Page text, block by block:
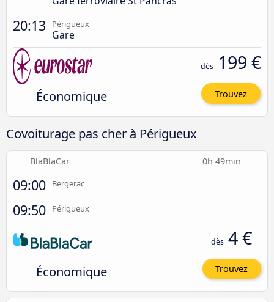
20:13 Périgueux
Gare
Économique
dès 199 €
Trouvez
Covoiturage pas cher à Périgueux
BlaBlaCar 0h 49min
09:00 Bergerac
09:50 Périgueux
Économique
dès 4 €
Trouvez